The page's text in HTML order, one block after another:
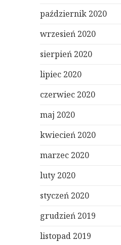
październik 2020
wrzesień 2020
sierpień 2020
lipiec 2020
czerwiec 2020
maj 2020
kwiecień 2020
marzec 2020
luty 2020
styczeń 2020
grudzień 2019
listopad 2019